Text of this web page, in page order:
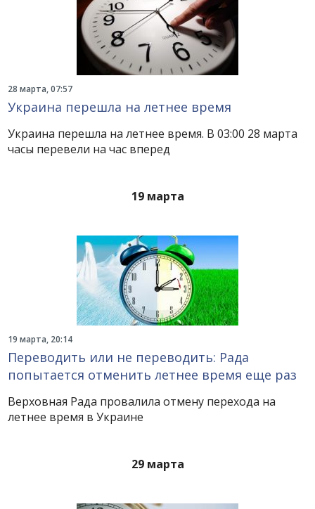
28 марта, 07:57
Украина перешла на летнее время
Украина перешла на летнее время. В 03:00 28 марта
часы перевели на час вперед
19 марта
19 марта, 20:14
Переводить или не переводить: Рада
попытается отменить летнее время еще раз
Верховная Рада провалила отмену перехода на
летнее время в Украине
29 марта